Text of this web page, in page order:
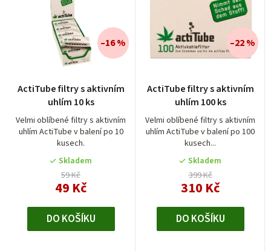
ActiTube filtry s aktivním
uhlím 10 ks
Velmi oblíbené filtry s aktivním
uhlím ActiTube v balení po 10
kusech.
Skladem
59 Kč
49 Kč
–16 %
DO KOŠÍKU
ActiTube filtry s aktivním
uhlím 100 ks
Velmi oblíbené filtry s aktivním
uhlím ActiTube v balení po 100
kusech...
hodnocení
produktu
je
4,5
z
5
hvězdiček.
Skladem
399 Kč
310 Kč
–22 %
DO KOŠÍKU